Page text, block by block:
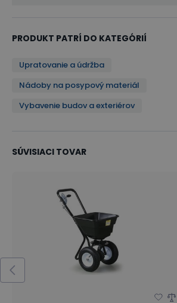
PRODUKT PATRÍ DO KATEGÓRIÍ
Upratovanie a údržba
Nádoby na posypový materiál
Vybavenie budov a exteriérov
SÚVISIACI TOVAR